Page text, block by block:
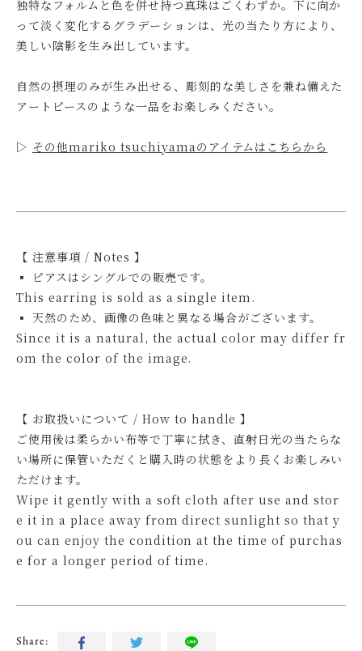
独特なフォルムと色を併せ持つ真珠はごくわずか。下に向か
って淡く変化するグラデーションは、光の当たり方により、
美しい陰影を生み出しています。
自然の摂理のみが生み出せる、彫刻的な美しさを兼ね備えた
アートピースのような一品をお楽しみください。
▷ その他mariko tsuchiyamaのアイテムはこちらから
【 注意事項 / Notes 】
▪ ピアスはシングルでの販売です。
This earring is sold as a single item.
▪ 天然のため、画像の色味と異なる場合がございます。
Since it is a natural, the actual color may differ fr
om the color of the image.
【 お取扱いについて / How to handle 】
ご使用後は柔らかい布等で丁寧に拭き、直射日光の当たらな
い場所に保管いただくと購入時の状態をより長くお楽しみい
ただけます。
Wipe it gently with a soft cloth after use and stor
e it in a place away from direct sunlight so that y
ou can enjoy the condition at the time of purchas
e for a longer period of time.
Share: